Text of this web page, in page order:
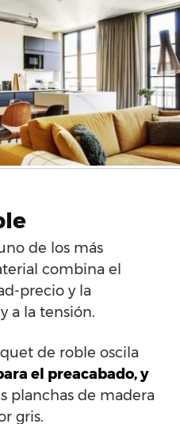
de los más
combina el
precio y la
a la tensión.
de roble oscila
el preacabado, y
planchas de madera
gris.